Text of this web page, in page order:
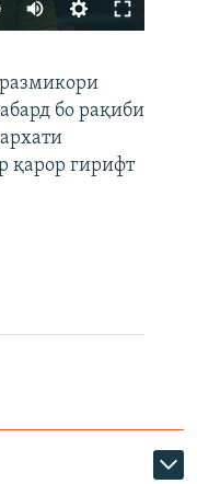
480p
360p
480pбо рақиби
қарор гирифт